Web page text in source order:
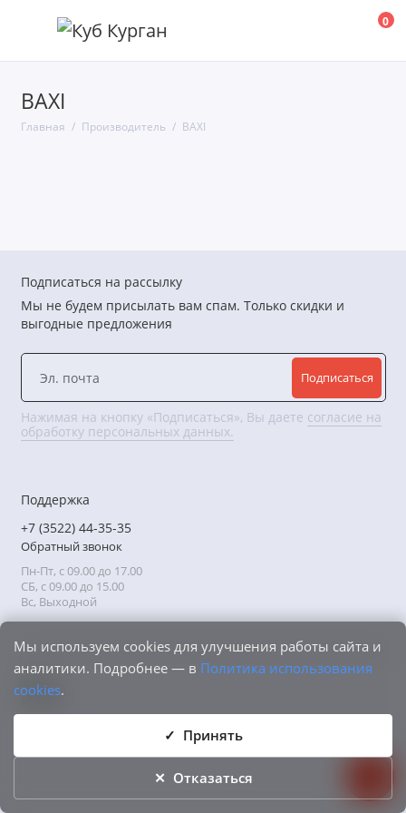
0
BAXI
Главная Производитель BAXI
Мы используем cookies для улучшения работы сайта и
аналитики. Подробнее — в Политика использования
cookies.
Принять
Отказаться
Подписаться на рассылку
Мы не будем присылать вам спам. Только скидки и
выгодные предложения
Подписаться
Нажимая на кнопку «Подписаться», Вы даете согласие на
обработку персональных данных.
Поддержка
+7 (3522) 44-35-35
Обратный звонок
Пн-Пт, с 09.00 до 17.00
СБ, с 09.00 до 15.00
Вс, Выходной